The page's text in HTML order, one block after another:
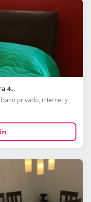
4...
baño privado, internet y